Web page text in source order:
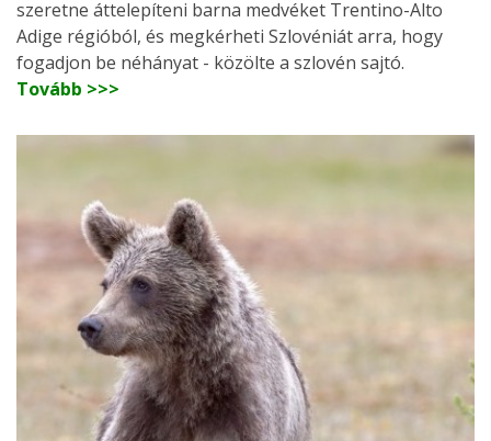
szeretne áttelepíteni barna medvéket Trentino-Alto
Adige régióból, és megkérheti Szlovéniát arra, hogy
fogadjon be néhányat - közölte a szlovén sajtó.
Tovább >>>